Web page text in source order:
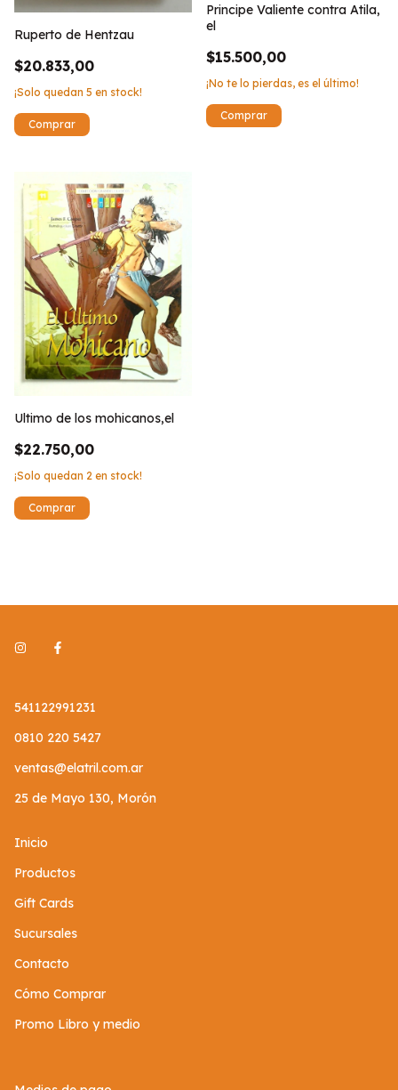
Ruperto de Hentzau
$20.833,00
¡Solo quedan 5 en stock!
Principe Valiente contra Atila,
el
$15.500,00
¡No te lo pierdas, es el último!
Ultimo de los mohicanos,el
$22.750,00
¡Solo quedan 2 en stock!
541122991231
0810 220 5427
ventas@elatril.com.ar
25 de Mayo 130, Morón
Inicio
Productos
Gift Cards
Sucursales
Contacto
Cómo Comprar
Promo Libro y medio